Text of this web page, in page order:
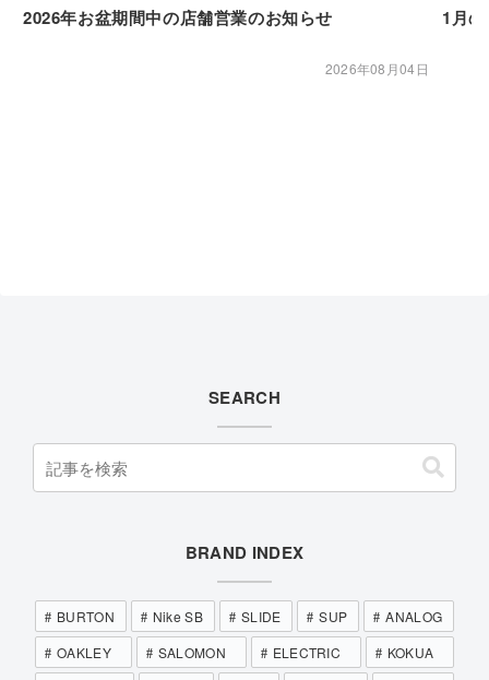
2026年お盆期間中の店舗営業のお知らせ
2026年08月04日
1月
SEARCH
BRAND INDEX
BURTON Nike SB SLIDE SUP
ANALOG
OAKLEY
SALOMON ELECTRIC
KOKUA